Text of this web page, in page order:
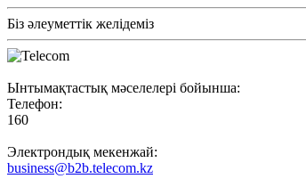
Біз әлеуметтік желідеміз
Ынтымақтастық мәселелері бойынша:
Телефон:
160
Электрондық мекенжай:
business@b2b.telecom.kz